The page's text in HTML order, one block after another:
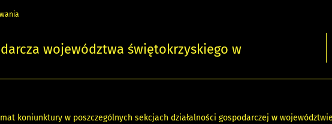
województwa świętokrzyskiego w
koniunktury w poszczególnych sekcjach działalności gospodarczej w